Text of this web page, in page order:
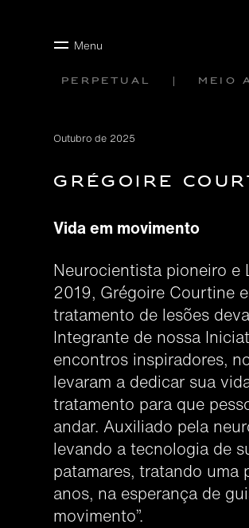
Menu
Perpetual Meio
Outubro de 2025
Grégoire
Vida em movimento
Neurocientista pioneiro e
2019, Grégoire Courtine
tratamento de lesões
Integrante de nossa
encontros inspiradores,
levaram a dedicar sua
tratamento para que
andar. Auxiliado pela
levando a tecnologia de
patamares, tratando uma
anos, na esperança de
movimento”.